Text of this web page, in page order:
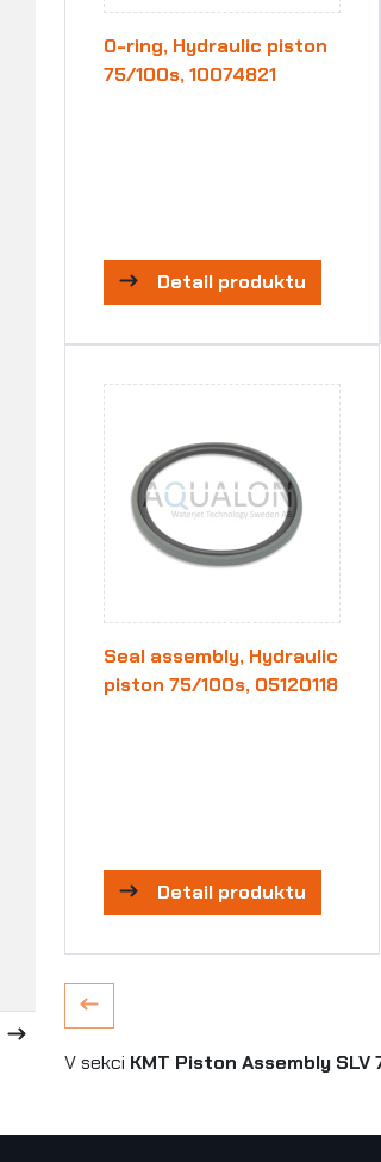
O-ring, Hydraulic piston
75/100s, 10074821
Detail produktu
Seal assembly, Hydraulic
piston 75/100s, 05120118
Detail produktu
V sekci KMT Piston Assembly SLV